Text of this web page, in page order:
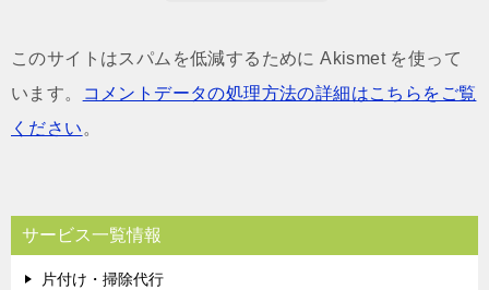
このサイトはスパムを低減するために Akismet を使って
います。
コメントデータの処理方法の詳細はこちらをご覧
ください 。
サービス一覧情報
片付け・掃除代行